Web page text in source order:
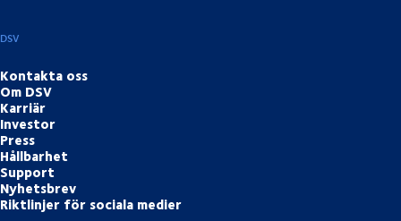
DSV
Kontakta oss
Om DSV
Karriär
Investor
Press
Hållbarhet
Support
Nyhetsbrev
Riktlinjer för sociala medier